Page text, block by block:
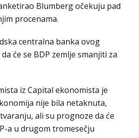
Blumberg očekuju pad
procenama.
centralna banka ovog
će se BDP zemlje smanjiti za
iz Capital ekonomista je
nije bila netaknuta,
ali su prognoze da će
a u drugom tromesečju